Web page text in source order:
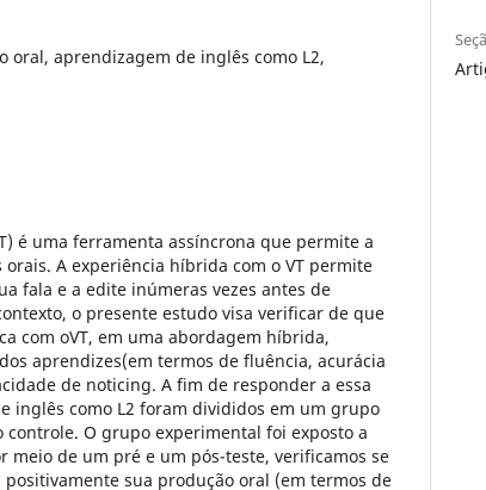
oral, aprendizagem de inglês como L2,
é uma ferramenta assíncrona que permite a
orais. A experiência híbrida com o VT permite
fala e a edite inúmeras vezes antes de
o presente estudo visa verificar de que
com oVT, em uma abordagem híbrida,
aprendizes(em termos de fluência, acurácia
de noticing. A fim de responder a essa
inglês como L2 foram divididos em um grupo
O grupo experimental foi exposto a
meio de um pré e um pós-teste, verificamos se
sua produção oral (em termos de